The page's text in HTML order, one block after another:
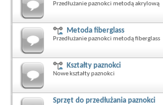
Przedłużanie paznokci metodą akrylową
Metoda fiberglass
Przedłużanie paznokci metodą fiberglass
Kształty paznokci
Nowe kształty paznokci
Sprzęt do przedłużania paznokci